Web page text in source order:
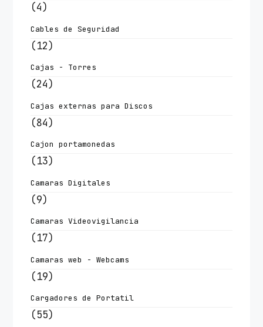
(4)
Cables de Seguridad
(12)
Cajas - Torres
(24)
Cajas externas para Discos
(84)
Cajon portamonedas
(13)
Camaras Digitales
(9)
Camaras Videovigilancia
(17)
Camaras web - Webcams
(19)
Cargadores de Portatil
(55)